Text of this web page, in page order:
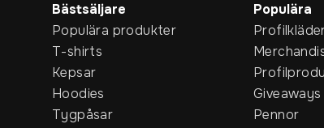
Bästsäljare
Populära produkter
T-shirts
Kepsar
Hoodies
Tygpåsar
Populära
Giveaways
Pennor